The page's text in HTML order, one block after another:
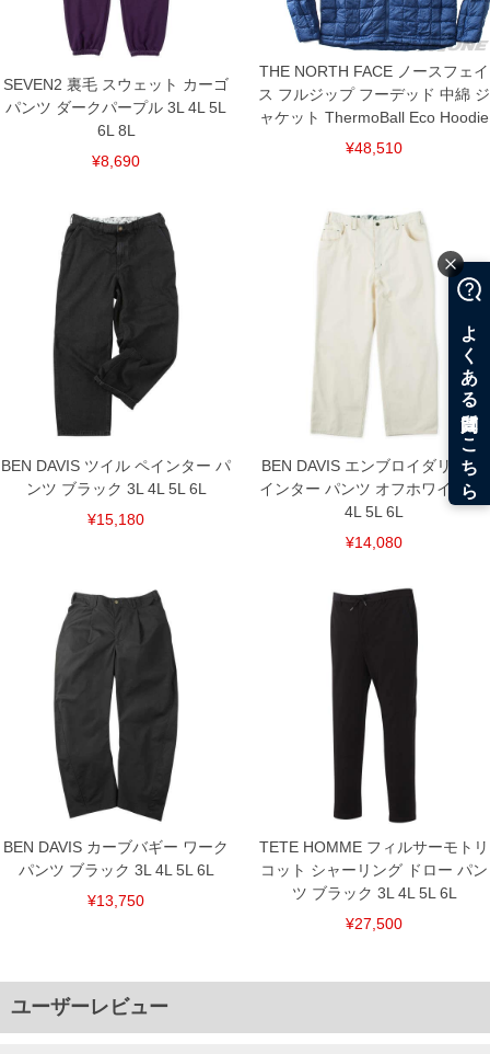
SEVEN2 裏毛 スウェット カーゴ
パンツ ダークパープル 3L 4L 5L
6L 8L
¥8,690
THE NORTH FACE ノースフェイ
ス フルジップ フーデッド 中綿 ジ
ャケット ThermoBall Eco Hoodie
¥48,510
BEN DAVIS ツイル ペインター パ
ンツ ブラック 3L 4L 5L 6L
¥15,180
BEN DAVIS エンブロイダリー ペ
インター パンツ オフホワイト 3L
4L 5L 6L
¥14,080
BEN DAVIS カーブバギー ワーク
パンツ ブラック 3L 4L 5L 6L
¥13,750
TETE HOMME フィルサーモトリ
コット シャーリング ドロー パン
ツ ブラック 3L 4L 5L 6L
¥27,500
ユーザーレビュー